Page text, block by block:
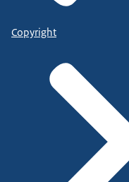
Copyright